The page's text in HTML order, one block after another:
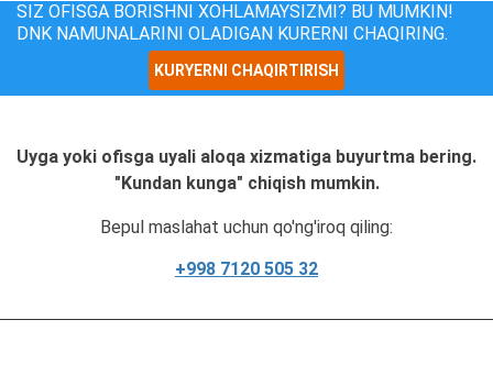
SIZ OFISGA BORISHNI XOHLAMAYSIZMI? BU MUMKIN!
DNK NAMUNALARINI OLADIGAN KURERNI CHAQIRING.
KURYERNI CHAQIRTIRISH
Uyga yoki ofisga uyali aloqa xizmatiga buyurtma bering.
"Kundan kunga" chiqish mumkin.
Bepul maslahat uchun qo'ng'iroq qiling:
+998 7120 505 32